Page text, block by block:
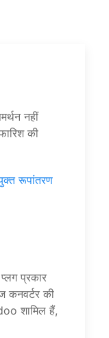
नहीं
की
रूपांतरण
प्रकार
कनवर्टर की
शामिल हैं,